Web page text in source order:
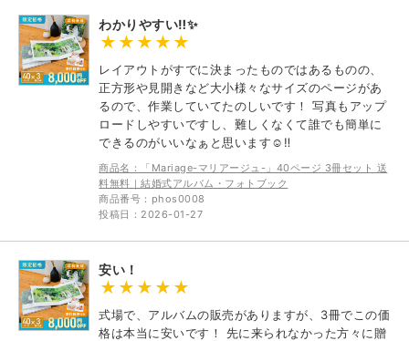
わかりやすい‼︎✨
レイアウトがすでに決まったものではあるものの、
正方形や見開きなど大小様々なサイズのページがあ
るので、作業していてたのしいです！ 写真もアップ
ロードしやすいですし、難しくなくて誰でも簡単に
できるのがいいなぁと思います☺️‼︎
商品名：「Mariage-マリアージュ-」40ページ 3冊セット 送
料無料｜結婚式アルバム・フォトブック
商品番号：phos0008
投稿日：2026-01-27
安い！
式場で、アルバムの販売がありますが、3冊でこの価
格は本当に安いです！ 先に来られなかった方々に贈